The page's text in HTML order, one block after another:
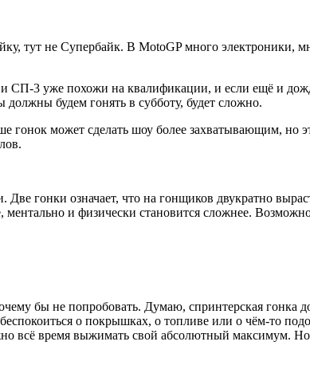
тут не Супербайк. В MotoGP много электроники,
3 уже похожи на квалификации, и если ещё и
будем гонять в субботу, будет сложно.
может сделать шоу более захватывающим, но
гонки означает, что на гонщиков двукратно
и физически становится сложнее.
бы не попробовать. Думаю, спринтерская гонка
о покрышках, о топливе или о чём-то
всё время выжимать свой абсолютный максимум.